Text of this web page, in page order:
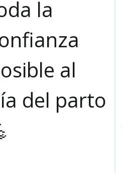
la
al
del parto